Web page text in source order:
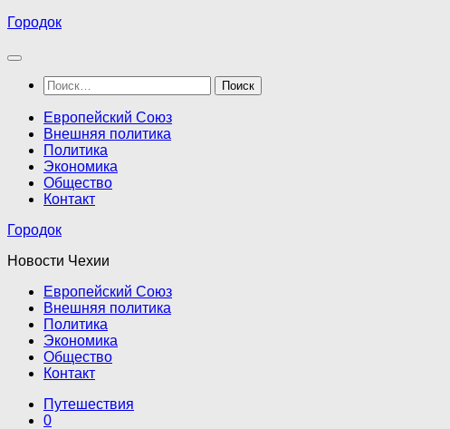
Перейти
содержимому
Городок
Найти:
Европейский Союз
Внешняя политика
Политика
Экономика
Общество
Контакт
Городок
Новости Чехии
Европейский Союз
Внешняя политика
Политика
Экономика
Общество
Контакт
Путешествия
0